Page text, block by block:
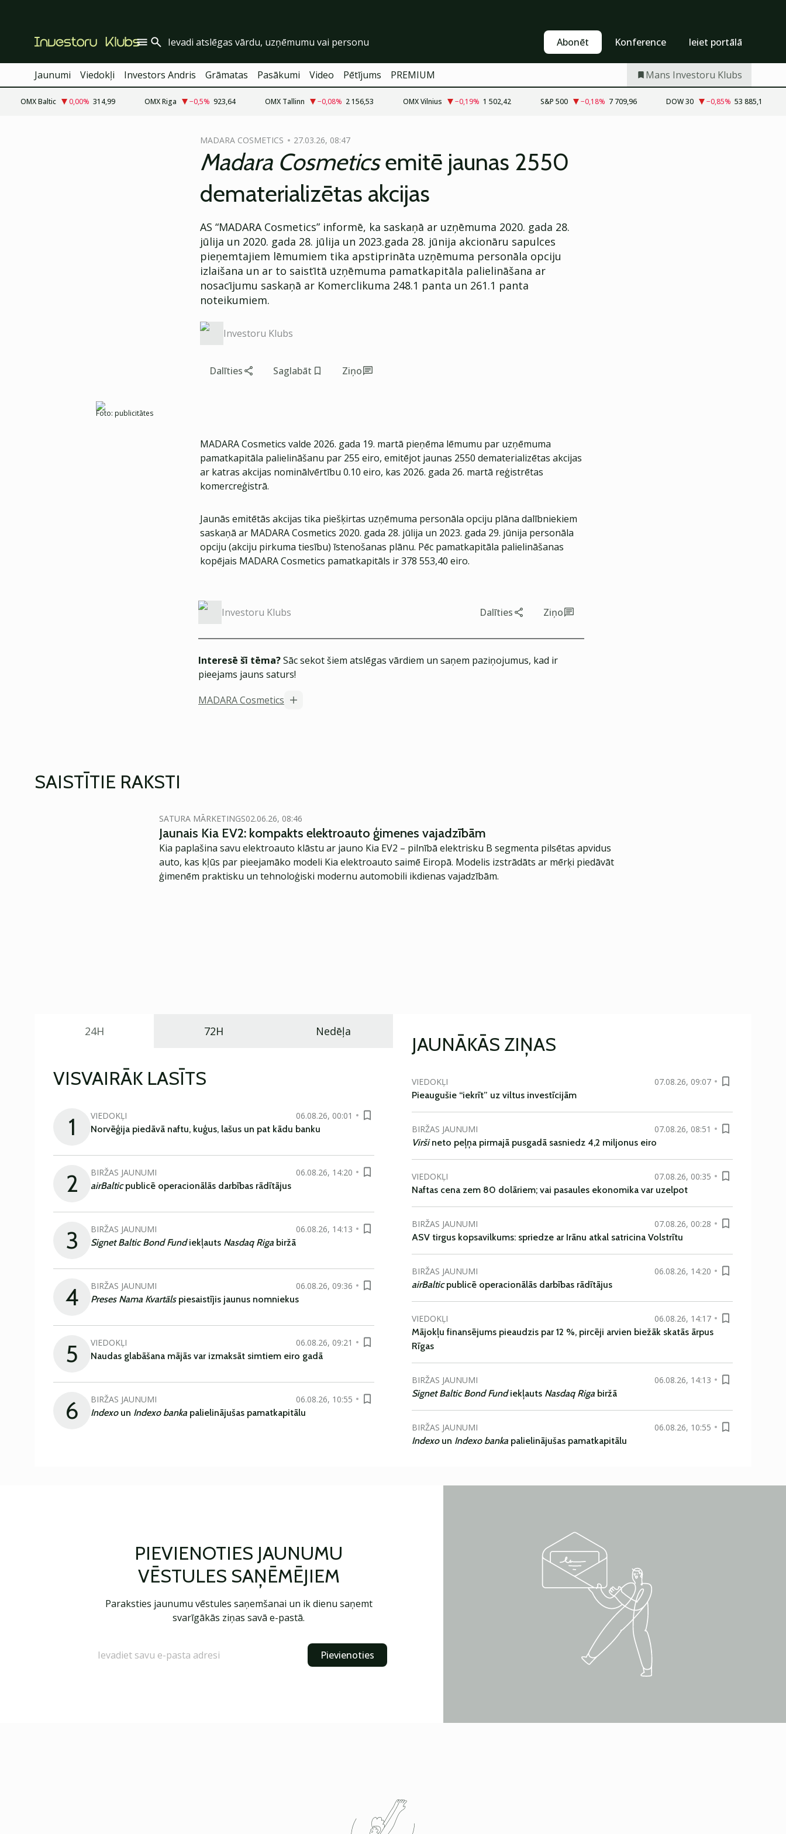
Abonēt Konference Ieiet portālā
Jaunumi Viedokļi Investors Andris Grāmatas Pasākumi Video Pētījums PREMIUM Mans Investoru Klubs
OMX Baltic 0,00% 314,99 OMX Riga −0,5% 923,64 OMX Tallinn −0,08% 2 156,53 OMX Vilnius −0,19% 1 502,42 S&P 500 −0,18% 7 709,96 DOW 30 −0,85% 53 885,1
MADARA COSMETICS 27.03.26, 08:47
Madara Cosmeticsemitē jaunas 2550
dematerializētas akcijas
AS “MADARA Cosmetics” informē, ka saskaņā ar uzņēmuma 2020. gada 28.
jūlija un 2020. gada 28. jūlija un 2023.gada 28. jūnija akcionāru sapulces
pieņemtajiem lēmumiem tika apstiprināta uzņēmuma personāla opciju
izlaišana un ar to saistītā uzņēmuma pamatkapitāla palielināšana ar
nosacījumu saskaņā ar Komerclikuma 248.1 panta un 261.1 panta
noteikumiem.
Investoru Klubs
Dalīties Saglabāt Ziņo
Foto: publicitātes
MADARA Cosmetics valde 2026. gada 19. martā pieņēma lēmumu par uzņēmuma
pamatkapitāla palielināšanu par 255 eiro, emitējot jaunas 2550 dematerializētas akcijas
ar katras akcijas nominālvērtību 0.10 eiro, kas 2026. gada 26. martā reģistrētas
komercreģistrā.
Jaunās emitētās akcijas tika piešķirtas uzņēmuma personāla opciju plāna dalībniekiem
saskaņā ar MADARA Cosmetics 2020. gada 28. jūlija un 2023. gada 29. jūnija personāla
opciju (akciju pirkuma tiesību) īstenošanas plānu. Pēc pamatkapitāla palielināšanas
kopējais MADARA Cosmetics pamatkapitāls ir 378 553,40 eiro.
Investoru Klubs Dalīties Ziņo
Interesē šī tēma?Sāc sekot šiem atslēgas vārdiem un saņem paziņojumus, kad ir
pieejams jauns saturs!
MADARA Cosmetics
SAISTĪTIE RAKSTI
SATURA MĀRKETINGS02.06.26, 08:46
Jaunais Kia EV2: kompakts elektroauto ģimenes vajadzībām
Kia paplašina savu elektroauto klāstu ar jauno Kia EV2 – pilnībā elektrisku B segmenta pilsētas apvidus
auto, kas kļūs par pieejamāko modeli Kia elektroauto saimē Eiropā. Modelis izstrādāts ar mērķi piedāvāt
ģimenēm praktisku un tehnoloģiski modernu automobili ikdienas vajadzībām.
24H 72H Nedēļa
VISVAIRĀK LASĪTS
1 VIEDOKĻI
06.08.26, 00:01
Norvēģija piedāvā naftu, kuģus, lašus un pat kādu banku
2 BIRŽAS JAUNUMI
06.08.26, 14:20
airBalticpublicē operacionālās darbības rādītājus
3 BIRŽAS JAUNUMI
06.08.26, 14:13
Signet Baltic Bond Fundiekļauts Nasdaq Riga biržā
4 BIRŽAS JAUNUMI
06.08.26, 09:36
Preses Nama Kvartāls piesaistījis jaunus nomniekus
5 VIEDOKĻI
06.08.26, 09:21
Naudas glabāšana mājās var izmaksāt simtiem eiro gadā
6 BIRŽAS JAUNUMI
06.08.26, 10:55
Indexoun Indexo banka palielinājušas pamatkapitālu
JAUNĀKĀS ZIŅAS
VIEDOKĻI
07.08.26, 09:07
Pieaugušie “iekrīt” uz viltus investīcijām
BIRŽAS JAUNUMI
07.08.26, 08:51
Viršineto peļņa pirmajā pusgadā sasniedz 4,2 miljonus eiro
VIEDOKĻI
07.08.26, 00:35
Naftas cena zem 80 dolāriem; vai pasaules ekonomika var uzelpot
BIRŽAS JAUNUMI
07.08.26, 00:28
ASV tirgus kopsavilkums: spriedze ar Irānu atkal satricina Volstrītu
BIRŽAS JAUNUMI
06.08.26, 14:20
airBalticpublicē operacionālās darbības rādītājus
VIEDOKĻI
06.08.26, 14:17
Mājokļu finansējums pieaudzis par 12 %, pircēji arvien biežāk skatās ārpus
Rīgas
BIRŽAS JAUNUMI
06.08.26, 14:13
Signet Baltic Bond Fundiekļauts Nasdaq Riga biržā
BIRŽAS JAUNUMI
06.08.26, 10:55
Indexoun Indexo banka palielinājušas pamatkapitālu
PIEVIENOTIES JAUNUMU
VĒSTULES SAŅĒMĒJIEM
Paraksties jaunumu vēstules saņemšanai un ik dienu saņemt
svarīgākās ziņas savā e-pastā.
Pievienoties